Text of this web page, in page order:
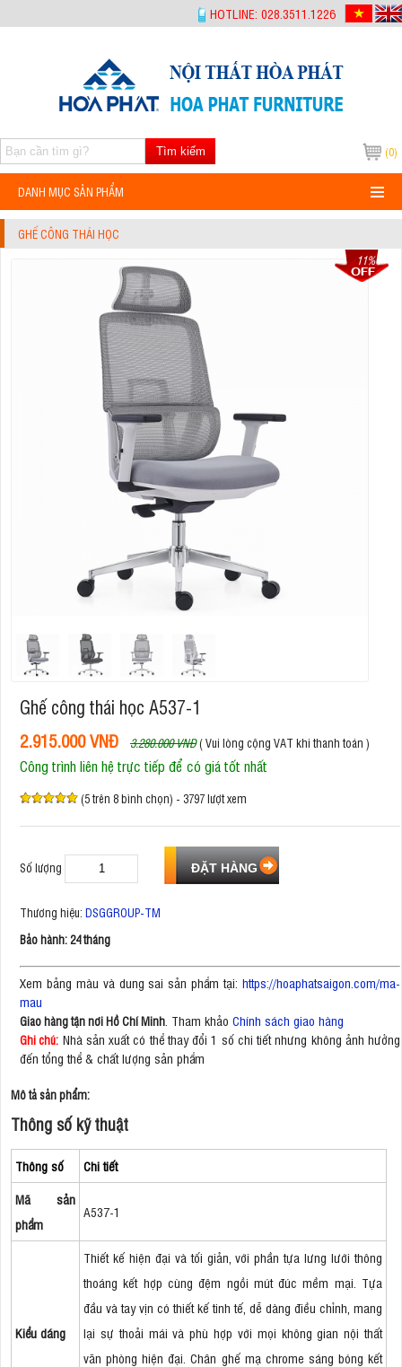
HOTLINE: 028.3511.1226
(0)
Tìm kiếm
DANH MỤC SẢN PHẨM
GHẾ CÔNG THÁI HỌC
Ghế công thái học A537-1
2.915.000 VNĐ 3.280.000 VNĐ
11%
( Vui lòng cộng VAT khi thanh toán )
Công trình liên hệ trực tiếp để có giá tốt nhất
(5 trên 8 bình chọn) - 3797 lượt xem
Số lượng
Thương hiệu: DSGGROUP-TM
Bảo hành: 24 tháng
Xem bảng màu và dung sai sản phẩm tại: https://hoaphatsaigon.com/ma-
mau
Giao hàng tận nơi Hồ Chí Minh . Tham khảo Chính sách giao hàng
Ghi chú: Nhà sản xuất có thể thay đổi 1 số chi tiết nhưng không ảnh hưởng
đến tổng thể & chất lượng sản phẩm
Mô tả sản phẩm:
Thông số kỹ thuật
Thông số
Chi tiết
Mã sản
phẩm
A537-1
Kiểu dáng
Thiết kế hiện đại và tối giản, với phần tựa lưng lưới thông
thoáng kết hợp cùng đệm ngồi mút đúc mềm mại. Tựa
đầu và tay vịn có thiết kế tinh tế, dễ dàng điều chỉnh, mang
lại sự thoải mái và phù hợp với mọi không gian nội thất
văn phòng hiện đại. Chân ghế mạ chrome sáng bóng kết